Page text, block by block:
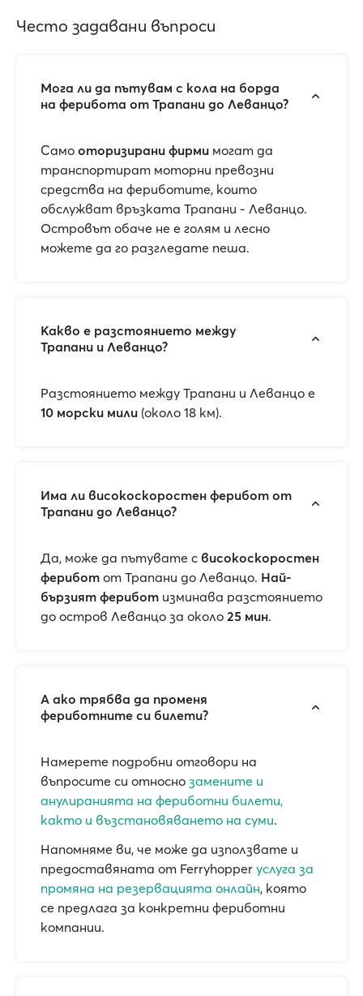
Често задавани въпроси
Мога ли да пътувам с кола на борда
на ферибота от Трапани до Леванцо?
Само оторизирани фирми могат да
транспортират моторни превозни
средства на фериботите, които
обслужват връзката Трапани - Леванцо.
Островът обаче не е голям и лесно
можете да го разгледате пеша.
Какво е разстоянието между
Трапани и Леванцо?
Разстоянието между Трапани и Леванцо е
10 морски мили (около 18 км).
Има ли високоскоростен ферибот от
Трапани до Леванцо?
Да, може да пътувате с високоскоростен
ферибот от Трапани до Леванцо. Най-
бързият ферибот изминава разстоянието
до остров Леванцо за около 25 мин.
А ако трябва да променя
фериботните си билети?
Намерете подробни отговори на
въпросите си относно замените и
анулиранията на фериботни билети,
както и възстановяването на суми.
Напомняме ви, че може да използвате и
предоставяната от Ferryhopper услуга за
промяна на резервацията онлайн, която
се предлага за конкретни фериботни
компании.